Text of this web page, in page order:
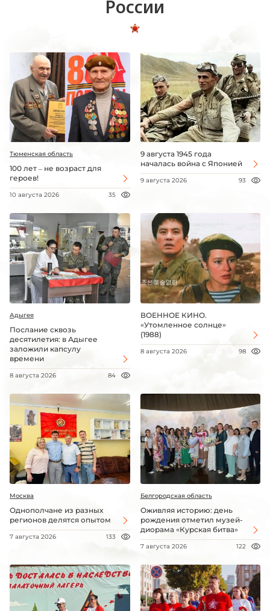
России
Тюменская область
100 лет – не возраст для
героев!
10 августа 2026 35
9 августа 1945 года
началась война с Японией
9 августа 2026 93
Адыгея
Послание сквозь
десятилетия: в Адыгее
заложили капсулу
времени
8 августа 2026 84
ВОЕННОЕ КИНО.
«Утомленное солнце»
(1988)
8 августа 2026 98
Москва
Однополчане из разных
регионов делятся опытом
7 августа 2026 133
Белгородская область
Оживляя историю: день
рождения отметил музей-
диорама «Курская битва»
7 августа 2026 122